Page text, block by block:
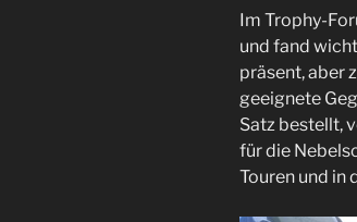
Im Trophy-
und fand
präsent, aber
geeignete
Satz bestellt,
für die
Touren und in